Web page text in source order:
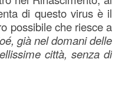
di questo virus è il
possibile che riesce a
già nel domani delle
città, senza di